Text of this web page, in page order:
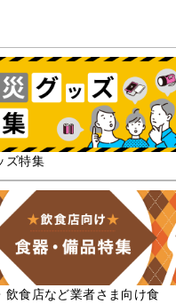
ズ特集
飲食店など業者さま向け食